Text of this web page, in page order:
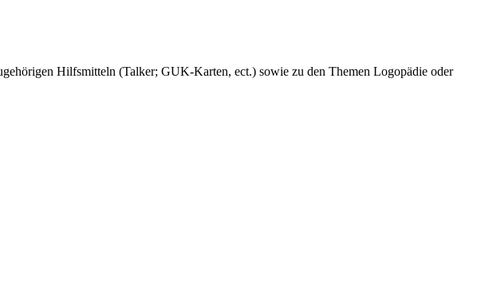
Hilfsmitteln (Talker; GUK-Karten, ect.) sowie zu den Themen Logopädie oder